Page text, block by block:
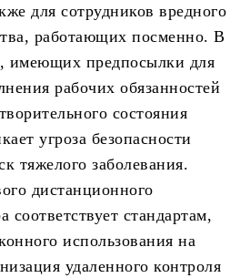
для сотрудников вредного
работающих посменно. В
имеющих предпосылки для
рабочих обязанностей
состояния
угроза безопасности
тяжелого заболевания.
дистанционного
соответствует стандартам,
использования на
удаленного контроля